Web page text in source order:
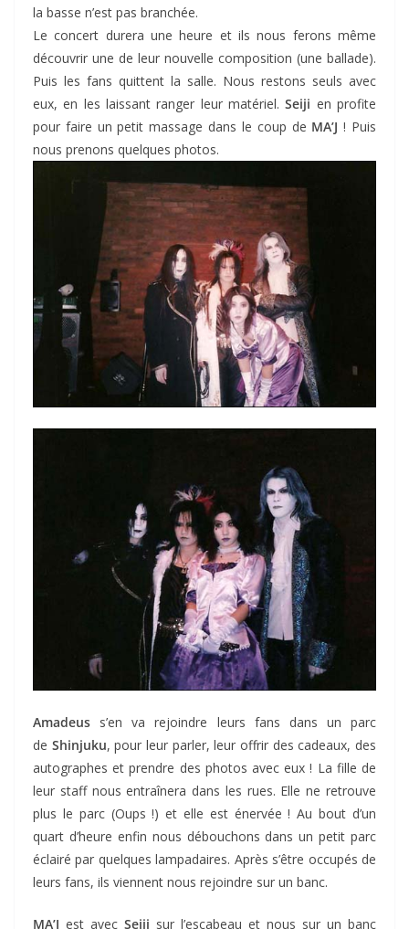
la basse n’est pas branchée.
Le concert durera une heure et ils nous ferons même
découvrir une de leur nouvelle composition (une ballade).
Puis les fans quittent la salle. Nous restons seuls avec
eux, en les laissant ranger leur matériel.Seiji en profite
pour faire un petit massage dans le coup de MA’J ! Puis
nous prenons quelques photos.
Amadeus s’en va rejoindre leurs fans dans un parc
de Shinjuku, pour leur parler, leur offrir des cadeaux, des
autographes et prendre des photos avec eux ! La fille de
leur staff nous entraînera dans les rues. Elle ne retrouve
plus le parc (Oups !) et elle est énervée ! Au bout d’un
quart d’heure enfin nous débouchons dans un petit parc
éclairé par quelques lampadaires. Après s’être occupés de
leurs fans, ils viennent nous rejoindre sur un banc.
MA’J est avec Seiji sur l’escabeau et nous sur un banc